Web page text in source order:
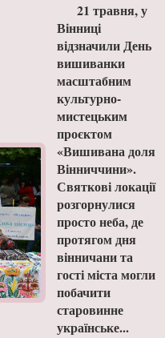
21 травня, у
Вінниці
відзначили День
вишиванки
масштабним
культурно-
мистецьким
проєктом
«Вишивана доля
Вінниччини».
Святкові локації
розгорнулися
просто неба, де
протягом дня
вінничани та
гості міста могли
побачити
старовинне
українське...